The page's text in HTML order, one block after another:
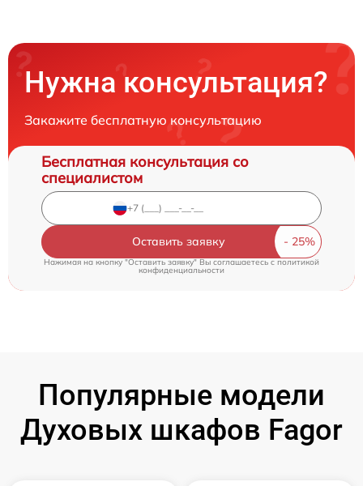
Нужна консультация?
Закажите бесплатную консультацию
Бесплатная консультация со
специалистом
Оставить заявку
Нажимая на кнопку "Оставить заявку" Вы соглашаетесь cполитикой
конфиденциальности
Популярные модели
Духовых шкафов Fagor